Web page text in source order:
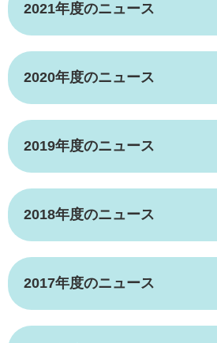
2021年度のニュース
2020年度のニュース
2019年度のニュース
2018年度のニュース
2017年度のニュース